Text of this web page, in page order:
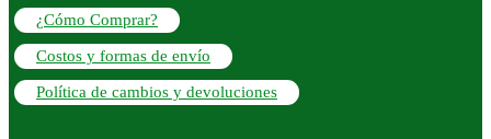
¿Cómo Comprar?
Costos y formas de envío
Política de cambios y devoluciones